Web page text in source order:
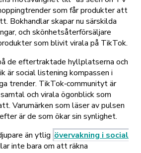
som får produkter att
Bokhandlar skapar nu särskilda
och skönhetsåterförsäljare
som blivit virala på TikTok.
de eftertraktade hyllplatserna och
är social listening kompassen i
trender. TikTok‑communityt är
och virala ögonblick som
Varumärken som läser av pulsen
är de som ökar sin synlighet.
än ytlig övervakning i social
inte bara om att räkna